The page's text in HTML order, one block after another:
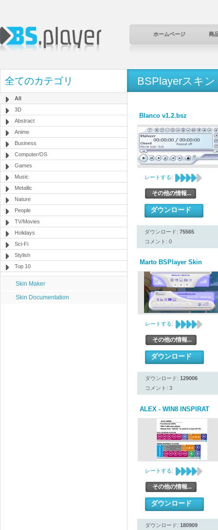
ホームページ 商
全てのカテゴリ
All
3D
Abstract
Anime
Business
Computer/OS
Games
Music
Metallic
Nature
People
TV/Movies
Holidays
Sci-Fi
Stylish
Top 10
Skin Maker
Skin Documentation
BSPlayerスキン
Blanco v1.2.bsz
レートする:
その他の情報...
ダウンロード
ダウンロード: 75565
コメント: 0
Marto BSPlayer Skin
レートする:
その他の情報...
ダウンロード
ダウンロード: 129006
コメント: 3
ALEX - WIN8 INSPIRAT
レートする:
その他の情報...
ダウンロード
ダウンロード: 180909